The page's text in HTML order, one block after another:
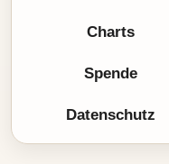
Charts
Spende
Datenschutz